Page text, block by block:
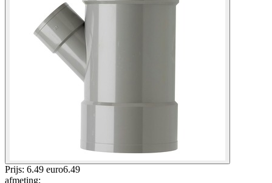
Prijs: 6.49 euro6.49
afmeting: